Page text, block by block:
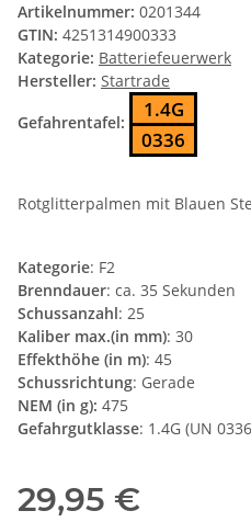
Artikelnummer: 0201344
GTIN: 4251314900333
Kategorie: Batteriefeuerwerk
Hersteller: Startrade
Gefahrentafel:
1.4G
0336
Rotglitterpalmen mit Blauen
Kategorie: F2
Brenndauer: ca. 35 Sekunden
Schussanzahl: 25
Kaliber max.(in mm): 30
Effekthöhe (in m): 45
Schussrichtung: Gerade
NEM (in g): 475
Gefahrgutklasse: 1.4G (UN
29,95 €